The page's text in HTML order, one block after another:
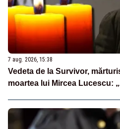
7 aug. 2026, 15:38
Vedeta de la Survivor,
moartea lui Mircea Lucescu: